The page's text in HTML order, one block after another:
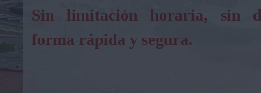
Sin limitación horaria, sin
forma rápida y segura.